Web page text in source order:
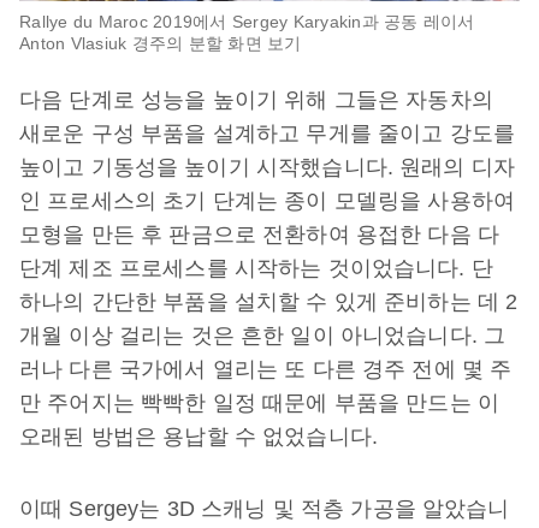
Rallye du Maroc 2019에서 Sergey Karyakin과 공동 레이서
Anton Vlasiuk 경주의 분할 화면 보기
다음 단계로 성능을 높이기 위해 그들은 자동차의
새로운 구성 부품을 설계하고 무게를 줄이고 강도를
높이고 기동성을 높이기 시작했습니다. 원래의 디자
인 프로세스의 초기 단계는 종이 모델링을 사용하여
모형을 만든 후 판금으로 전환하여 용접한 다음 다
단계 제조 프로세스를 시작하는 것이었습니다. 단
하나의 간단한 부품을 설치할 수 있게 준비하는 데 2
개월 이상 걸리는 것은 흔한 일이 아니었습니다. 그
러나 다른 국가에서 열리는 또 다른 경주 전에 몇 주
만 주어지는 빡빡한 일정 때문에 부품을 만드는 이
오래된 방법은 용납할 수 없었습니다.
이때 Sergey는 3D 스캐닝 및 적층 가공을 알았습니